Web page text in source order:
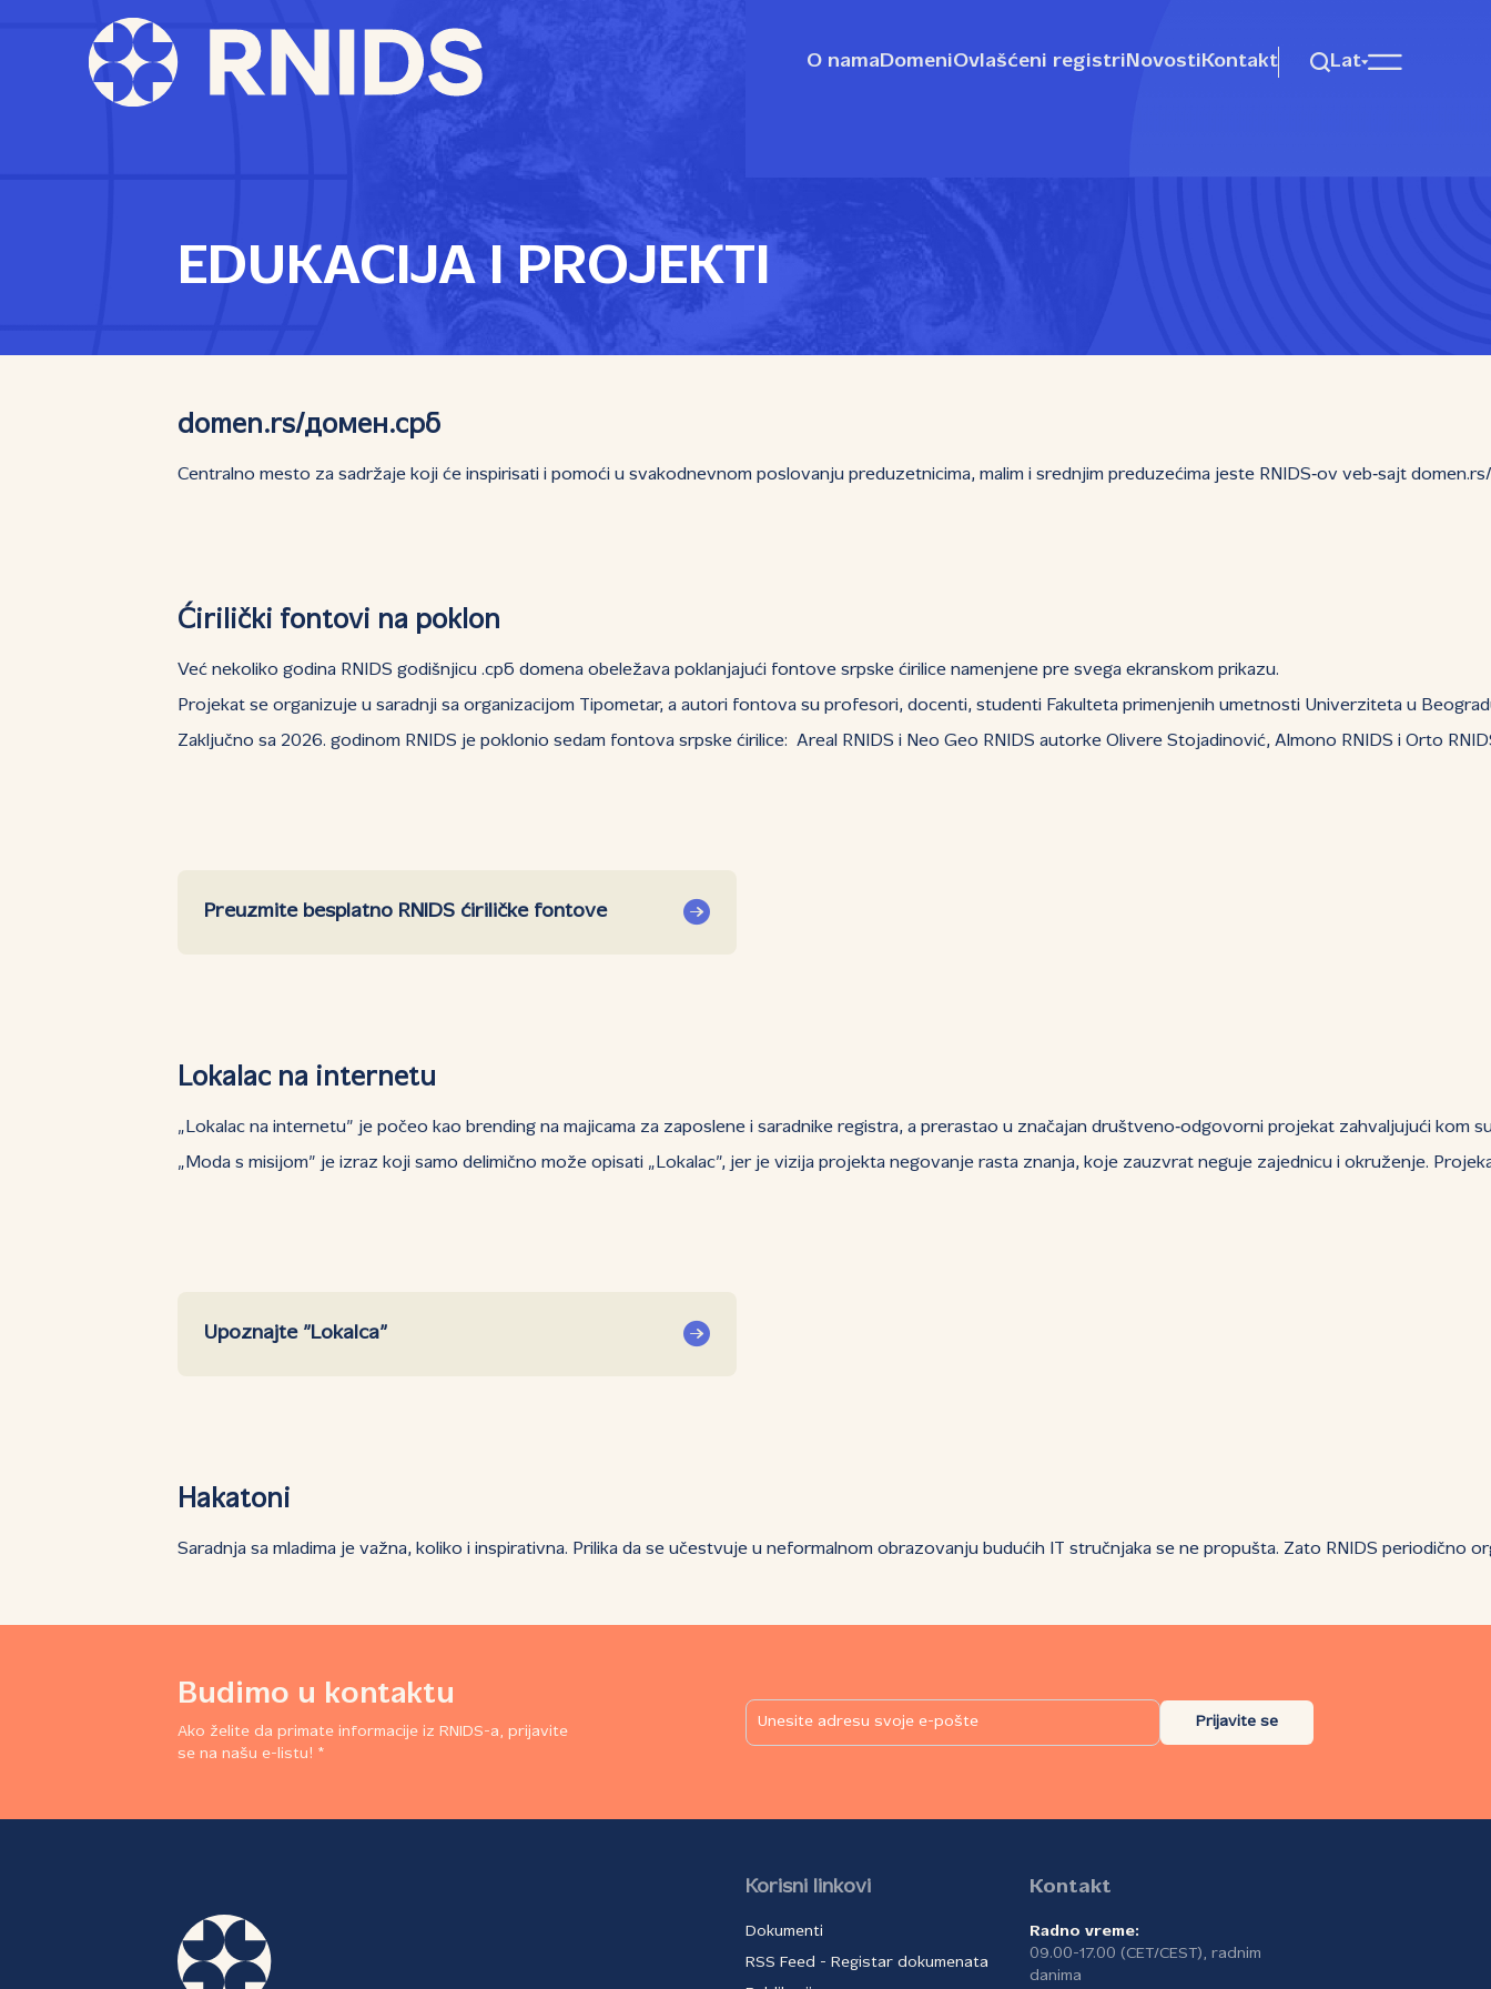
O nama DomeniOvlašćeni registri Novosti Kontakt Lat
EDUKACIJA I PROJEKTI
domen.rs/домен.срб
Centralno mesto za sadržaje koji će inspirisati i pomoći u svakodnevnom poslovanju preduzetnicima, malim i srednjim preduzećima jeste RNIDS‑ov veb‑sajt
Ćirilički fontovi na poklon
Već nekoliko godina RNIDS godišnjicu .срб domena obeležava poklanjajući fontove srpske ćirilice namenjene pre svega ekranskom prikazu.
Projekat se organizuje u saradnji sa organizacijom Tipometar, a autori fontova su profesori, docenti, studenti Fakulteta primenjenih umetnosti Univerziteta u
Zaključno sa 2026. godinom RNIDS je poklonio sedam fontova srpske ćirilice: Areal RNIDS i Neo Geo RNIDS autorke Olivere Stojadinović, Almono RNIDS i Orto
Preuzmite besplatno RNIDS ćiriličke fontove
Lokalac na internetu
„Lokalac na internetu” je počeo kao brending na majicama za zaposlene i saradnike registra, a prerastao u značajan društveno‑odgovorni projekat zahvaljujući
„Moda s misijom” je izraz koji samo delimično može opisati „Lokalac”, jer je vizija projekta negovanje rasta znanja, koje zauzvrat neguje zajednicu i okruženje.
Upoznajte ”Lokalca”
Hakatoni
Saradnja sa mladima je važna, koliko i inspirativna. Prilika da se učestvuje u neformalnom obrazovanju budućih IT stručnjaka se ne propušta. Zato RNIDS
Budimo u kontaktu
Ako želite da primate informacije iz RNIDS-a, prijavite
se na našu e-listu! *
Prijavite se
Korisni linkovi
Dokumenti
RSS Feed - Registar dokumenata
Kontakt
Radno vreme:
09.00-17.00 (CET/CEST), radnim
danima